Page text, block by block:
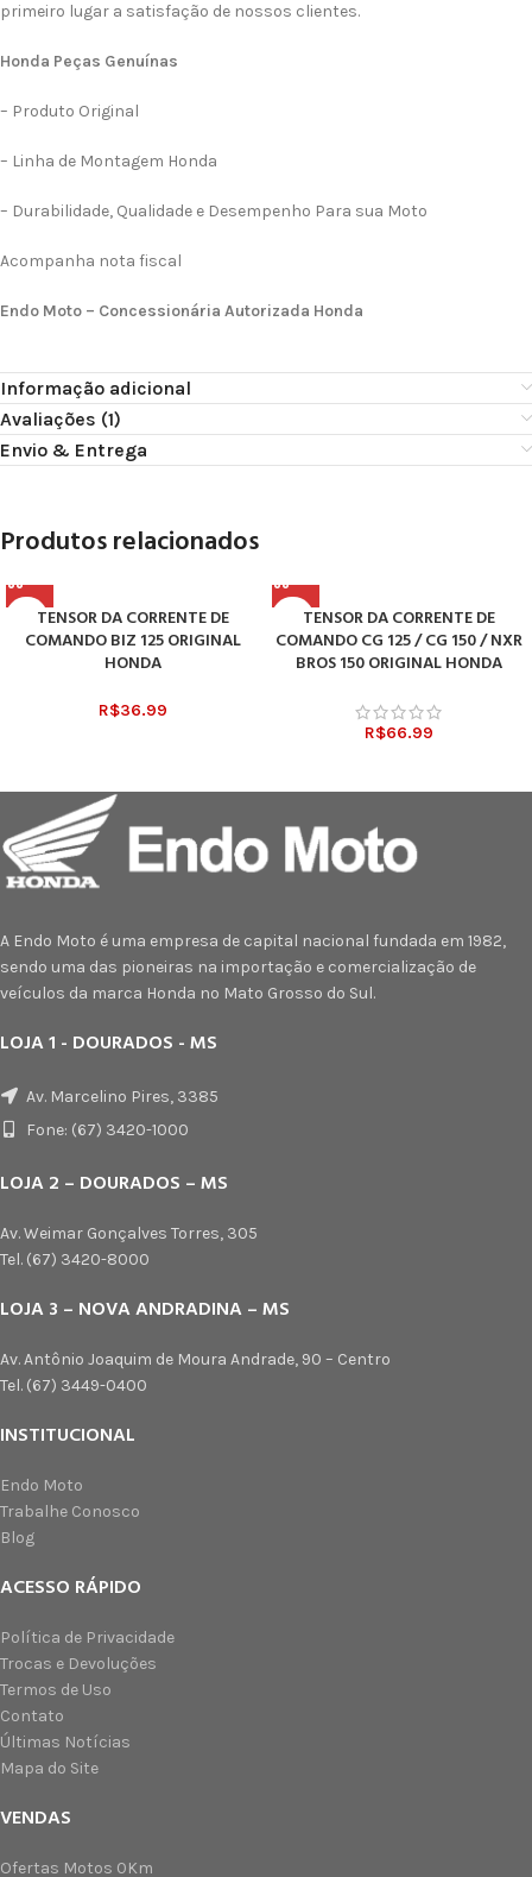
primeiro lugar a satisfação de nossos clientes.
Honda Peças Genuínas
– Produto Original
– Linha de Montagem Honda
– Durabilidade, Qualidade e Desempenho Para sua Moto
Acompanha nota fiscal
Endo Moto – Concessionária Autorizada Honda
Informação adicional
Avaliações (1)
Envio & Entrega
Produtos relacionados
TENSOR DA CORRENTE DE
COMANDO BIZ 125 ORIGINAL
HONDA
R$36.99
TENSOR DA CORRENTE DE
COMANDO CG 125 / CG 150 / NXR
BROS 150 ORIGINAL HONDA
R$66.99
A Endo Moto é uma empresa de capital nacional fundada em 1982,
sendo uma das pioneiras na importação e comercialização de
veículos da marca Honda no Mato Grosso do Sul.
LOJA 1 - DOURADOS - MS
Av. Marcelino Pires, 3385
Fone: (67) 3420-1000
LOJA 2 – DOURADOS – MS
Av. Weimar Gonçalves Torres, 305
Tel. (67) 3420-8000
LOJA 3 – NOVA ANDRADINA – MS
Av. Antônio Joaquim de Moura Andrade, 90 – Centro
Tel. (67) 3449-0400
INSTITUCIONAL
Endo Moto
Trabalhe Conosco
Blog
ACESSO RÁPIDO
Política de Privacidade
Trocas e Devoluções
Termos de Uso
Contato
Últimas Notícias
Mapa do Site
VENDAS
Ofertas Motos 0Km